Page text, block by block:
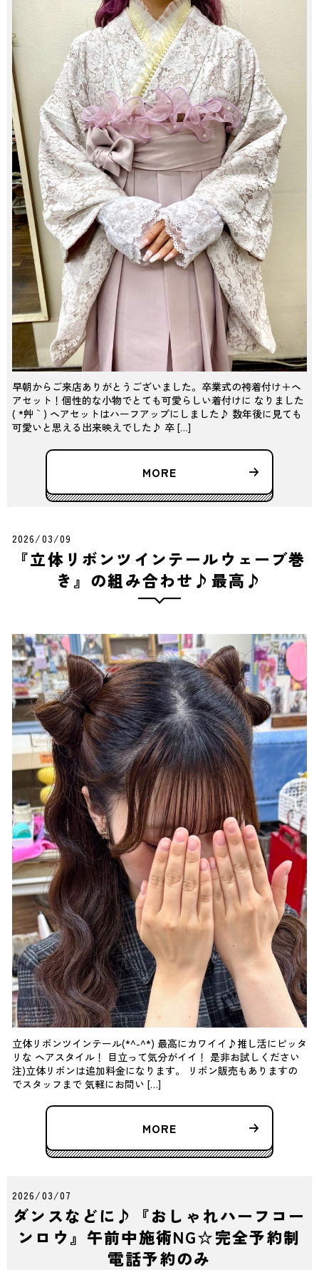
早朝からご来店ありがとうございました。卒業式の袴着付け＋ヘ
アセット！個性的な小物でとても可愛らしい着付けに なりました
( *´艸｀) ヘアセットはハーフアップにしました♪ 数年後に見ても
可愛いと思える出来映えでした♪ 卒 […]
MORE
2026/03/09
『立体リボンツインテールウェーブ巻
き』の組み合わせ♪最高♪
立体リボンツインテール(*^-^*) 最高にカワイイ♪推し活にピッタ
リな ヘアスタイル！ 目立って気分がイイ！ 是非お試しください
注)立体リボンは追加料金になります。 リボン販売もありますの
でスタッフまで 気軽にお問い […]
MORE
2026/03/07
ダンスなどに♪『おしゃれハーフコー
ンロウ』午前中施術NG☆完全予約制
電話予約のみ